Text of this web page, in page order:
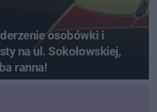
osobówki i
na ul. Sokołowskiej,
ranna!